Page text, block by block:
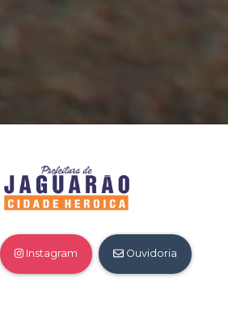
Instagram Ouvidoria